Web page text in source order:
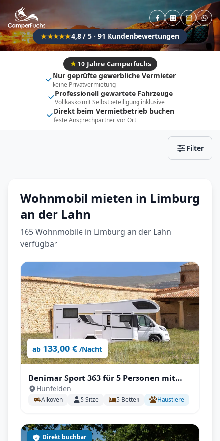
★★★★★4,8 / 5 · 91 Kundenbewertungen
10 Jahre Camperfuchs
Nur geprüfte gewerbliche Vermieter
keine Privatvermietung
Professionell gewartete Fahrzeuge
Vollkasko mit Selbstbeteiligung inklusive
Direkt beim Vermietbetrieb buchen
feste Ansprechpartner vor Ort
Filter
Flexibel (±3 Tage) Anhängerkupplung
Fahrzeugtyp
Vollintegriert Kastenwagen
Alkoven Teil-Integriert
Wohnwagen
Wohnmobil mieten in Limburg
an der Lahn
165 Wohnmobile in Limburg an der Lahn
verfügbar
ab 133,00 € /Nacht
Benimar Sport 363 für 5 Personen mit
Hünfelden
Alkoven 5Sitze 5 Betten Haustiere
Direkt buchbar